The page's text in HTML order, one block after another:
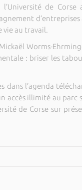
de Corse
vie au travail.
Worms-
: briser les
dans l’agenda
accès illimité au parc
de Corse sur